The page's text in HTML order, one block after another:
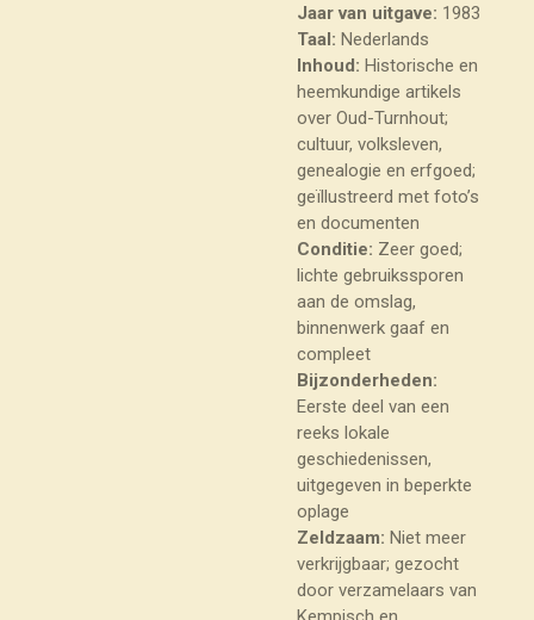
Jaar van uitgave: 1983
Taal: Nederlands
Inhoud: Historische en
heemkundige artikels
over Oud-Turnhout;
cultuur, volksleven,
genealogie en erfgoed;
geïllustreerd met foto’s
en documenten
Conditie: Zeer goed;
lichte gebruikssporen
aan de omslag,
binnenwerk gaaf en
compleet
Bijzonderheden:
Eerste deel van een
reeks lokale
geschiedenissen,
uitgegeven in beperkte
oplage
Zeldzaam: Niet meer
verkrijgbaar; gezocht
door verzamelaars van